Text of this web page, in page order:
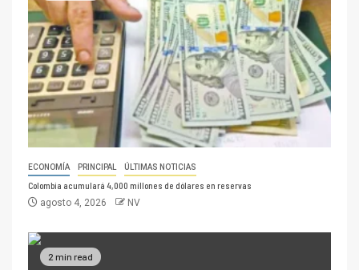
ECONOMÍA PRINCIPAL ÚLTIMAS NOTICIAS
Colombia acumulará 4,000 millones de dólares en reservas
agosto 4, 2026 NV
2 min read